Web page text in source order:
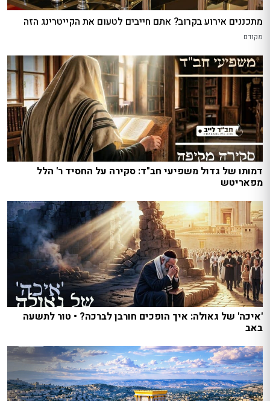
מתכננים אירוע בקרוב? אתם חייבים לטעום את הקייטרינג הזה
מקודם
דמותו של גדול משפיעי חב"ד: סקירה על החסיד ר' הלל
מפאריטש
'איכה' של גאולה: איך הופכים חורבן לברכה? • טור לתשעה
באב